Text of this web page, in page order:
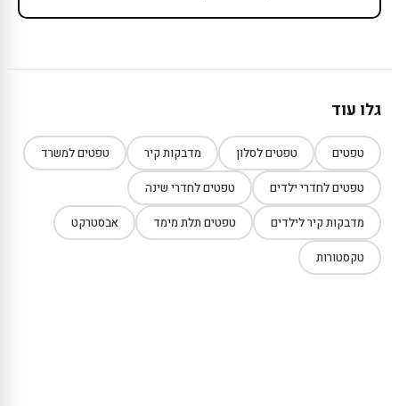
גלו עוד
טפטים טפטים לסלון מדבקות קיר טפטים למשרד
טפטים לחדרי ילדים טפטים לחדרי שינה
מדבקות קיר לילדים טפטים תלת מימד אבסטרקט
טקסטורות